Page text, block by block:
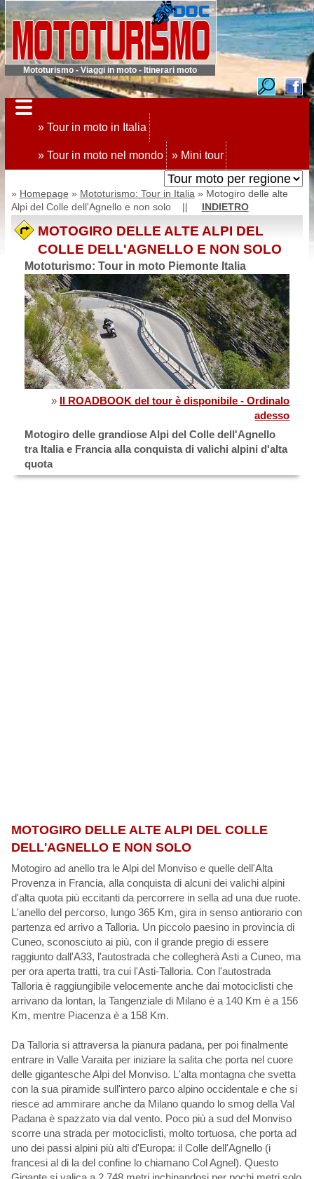
Mototurismo - Viaggi in moto - Itinerari moto
» Tour in moto in Italia
» Tour in moto nel mondo » Mini tour
» Homepage » Mototurismo: Tour in Italia » Motogiro delle alte
Alpi del Colle dell'Agnello e non solo || INDIETRO
MOTOGIRO DELLE ALTE ALPI DEL
COLLE DELL'AGNELLO E NON SOLO
Mototurismo: Tour in moto Piemonte Italia
» Il ROADBOOK del tour è disponibile - Ordinalo
adesso
Motogiro delle grandiose Alpi del Colle dell'Agnello
tra Italia e Francia alla conquista di valichi alpini d'alta
quota
MOTOGIRO DELLE ALTE ALPI DEL COLLE
DELL'AGNELLO E NON SOLO
Motogiro ad anello tra le Alpi del Monviso e quelle dell'Alta
Provenza in Francia, alla conquista di alcuni dei valichi alpini
d'alta quota più eccitanti da percorrere in sella ad una due ruote.
L'anello del percorso, lungo 365 Km, gira in senso antiorario con
partenza ed arrivo a Talloria. Un piccolo paesino in provincia di
Cuneo, sconosciuto ai più, con il grande pregio di essere
raggiunto dall'A33, l'autostrada che collegherà Asti a Cuneo, ma
per ora aperta tratti, tra cui l'Asti-Talloria. Con l'autostrada
Talloria è raggiungibile velocemente anche dai motociclisti che
arrivano da lontan, la Tangenziale di Milano è a 140 Km è a 156
Km, mentre Piacenza è a 158 Km.
Da Talloria si attraversa la pianura padana, per poi finalmente
entrare in Valle Varaita per iniziare la salita che porta nel cuore
delle gigantesche Alpi del Monviso. L'alta montagna che svetta
con la sua piramide sull'intero parco alpino occidentale e che si
riesce ad ammirare anche da Milano quando lo smog della Val
Padana è spazzato via dal vento. Poco più a sud del Monviso
scorre una strada per motociclisti, molto tortuosa, che porta ad
uno dei passi alpini più alti d'Europa: il Colle dell'Agnello (i
francesi al di la del confine lo chiamano Col Agnel). Questo